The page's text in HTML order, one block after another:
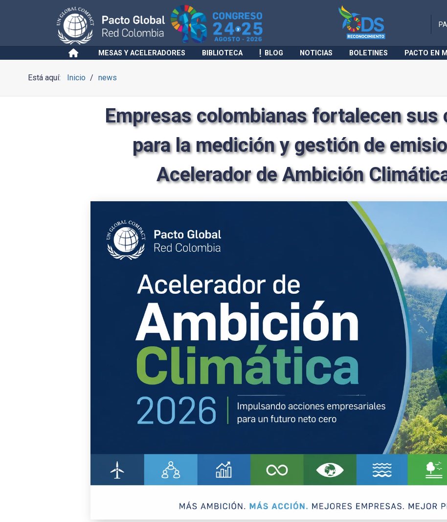
MESAS Y ACELERADORES BIBLIOTECA BLOG NOTICIAS BOLETINES PACTO EN
Está aquí: Inicio news
Empresas colombianas fortalecen sus
para la medición y gestión de
Acelerador de Ambición